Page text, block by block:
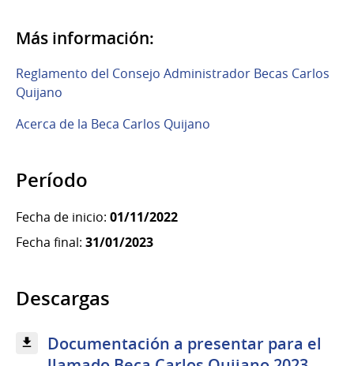
Más información:
Reglamento del Consejo Administrador Becas Carlos
Quijano
Acerca de la Beca Carlos Quijano
Período
Fecha de inicio: 01/11/2022
Fecha final: 31/01/2023
Descargas
Documentación a presentar para el